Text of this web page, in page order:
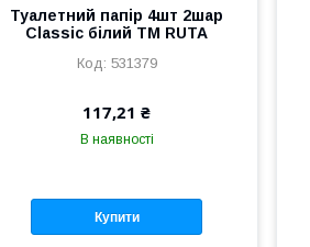
Туалетний папір 4шт 2шар
Classic білий ТМ RUTA
531379
117,21 ₴
В наявності
Купити